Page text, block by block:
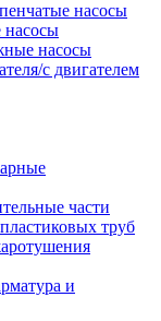
насосы
насосы
насосы
с двигателем
части
труб
и